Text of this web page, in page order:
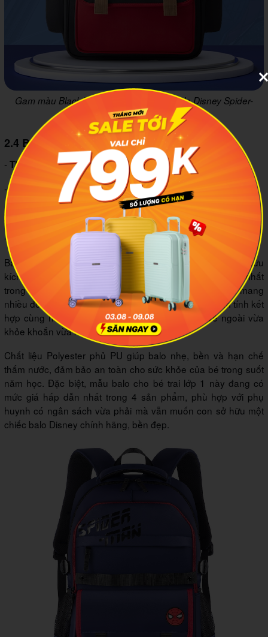
Gam màu Black/Red nổi bật của mẫu balo Disney Spider-
Man B26174-A2
2.4 Balo Disney Balo Spider man B22095-A2
- Thương hiệu: Disney
-Xuất xứ
: Việt Nam
-
-
Giá tham khảo: 1.170.000 VND
Balo cho bé trai lớp 1 Disney Spider-Man B22095-A2 sở hữu
kích thước 31 x 15 x 49cm, là mẫu có khoang chứa lớn nhất
trong nhóm sản phẩm Spider-Man, phù hợp với bé cần mang
nhiều đồ dùng học tập mỗi ngày. Gam màu Navy trầm tính kết
hợp cùng hình in Spider-Man sắc nét mang lại vẻ ngoài vừa
khỏe khoắn vừa không kém phần nổi bật.
Chất liệu Polyester phủ PU giúp balo nhẹ, bền và hạn chế
thấm nước, đảm bảo an toàn cho sức khỏe của bé trong suốt
năm học. Đặc biệt, mẫu balo cho bé trai lớp 1 này đang có
mức giá hấp dẫn nhất trong 4 sản phẩm, phù hợp với phụ
huynh có ngân sách vừa phải mà vẫn muốn con sở hữu một
chiếc balo Disney chính hãng, bền đẹp.